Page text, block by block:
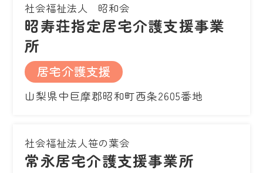
社会福祉法人 昭和会
昭寿荘指定居宅介護支援事業
所
居宅介護支援
山梨県中巨摩郡昭和町西条2605番地
社会福祉法人笹の葉会
常永居宅介護支援事業所